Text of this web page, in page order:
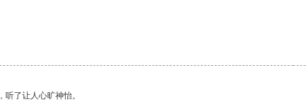
了让人心旷神怡。